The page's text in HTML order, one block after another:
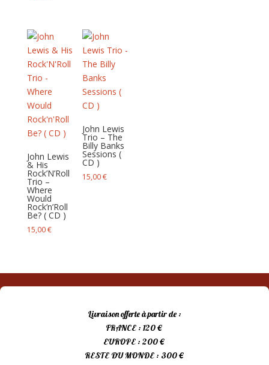
John Lewis
& His
Rock’N’Roll
Trio –
Where
Would
Rock’n’Roll
Be? ( CD )
15,00€
John Lewis
Trio – The
Billy Banks
Sessions (
CD )
15,00€
Livraison offerte à partir de :
FRANCE : 120 €
EUROPE : 200 €
RESTE DU MONDE : 300 €